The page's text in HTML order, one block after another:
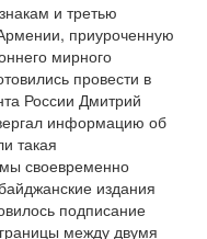
и третью
приуроченную
мирного
провести в
России Дмитрий
информацию об
такая
мы своевременно
издания
подписание
между двумя